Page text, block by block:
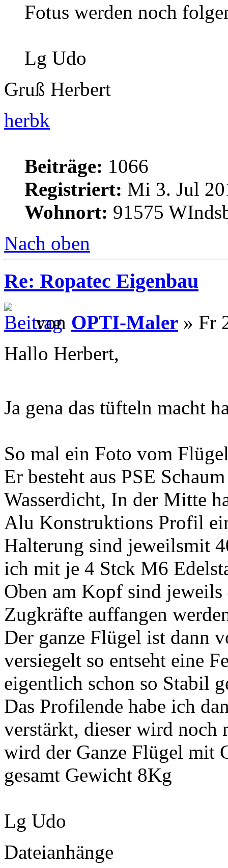
Fotus werden noch
Lg Udo
Gruß Herbert
herbk
Beiträge: 1066
Registriert: Mi 3. Jul
Wohnort: 91575
Nach oben
Re: Ropatec Eigenbau
von OPTI-Maler » Fr
Hallo Herbert,
Ja gena das tüfteln macht
So mal ein Foto vom
Er besteht aus PSE
Wasserdicht, In der Mitte
Alu Konstruktions Profil
Halterung sind jeweilsmit
ich mit je 4 Stck M6
Oben am Kopf sind
Zugkräfte auffangen
Der ganze Flügel ist dann
versiegelt so entseht eine
eigentlich schon so Stabil
Das Profilende habe ich
verstärkt, dieser wird noch
wird der Ganze Flügel mit
gesamt Gewicht 8Kg
Lg Udo
Dateianhänge